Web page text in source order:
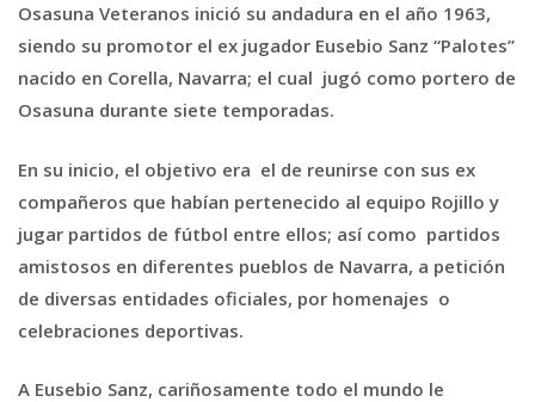
Osasuna Veteranos inició su andadura en el año 1963,
siendo su promotor el ex jugador Eusebio Sanz “Palotes”
nacido en Corella, Navarra; el cual jugó como portero de
Osasuna durante siete temporadas.
En su inicio, el objetivo era el de reunirse con sus ex
compañeros que habían pertenecido al equipo Rojillo y
jugar partidos de fútbol entre ellos; así como partidos
amistosos en diferentes pueblos de Navarra, a petición
de diversas entidades oficiales, por homenajes o
celebraciones deportivas.
A Eusebio Sanz, cariñosamente todo el mundo le